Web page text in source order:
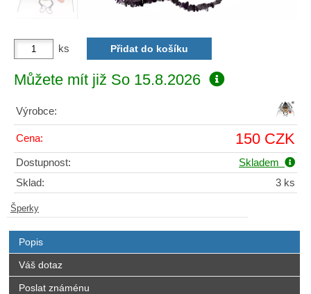
ks
Můžete mít již So 15.8.2026
Výrobce:
Cena: 150 CZK
Dostupnost:
Skladem
Sklad:
3 ks
Šperky
Popis
Váš dotaz
Poslat známénu